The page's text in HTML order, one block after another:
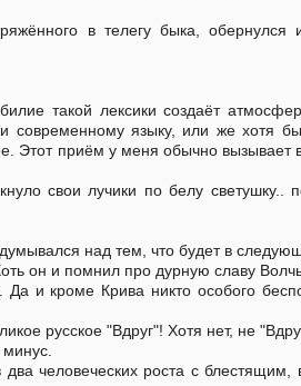
в телегу быка, обернулся
такой лексики создаёт
современному языку, или же хотя
Этот приём у меня обычно вызывает
свои лучики по белу светушку..
над тем, что будет в
он и помнил про дурную славу
и кроме Крива никто особого
русское "Вдруг"! Хотя нет, не
человеческих роста с